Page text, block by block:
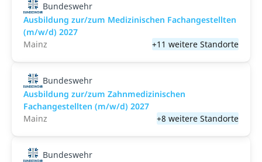
Bundeswehr
Ausbildung zur/zum Medizinischen Fachangestellten
(m/w/d) 2027
Mainz
+11 weitere Standorte
Bundeswehr
Ausbildung zur/zum Zahnmedizinischen
Fachangestellten (m/w/d) 2027
Mainz
+8 weitere Standorte
Bundeswehr